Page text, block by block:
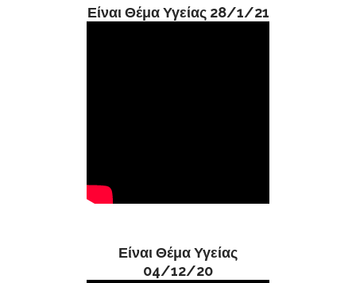
Είναι Θέμα Υγείας 28/1/21
Είναι Θέμα Υγείας
04/12/20